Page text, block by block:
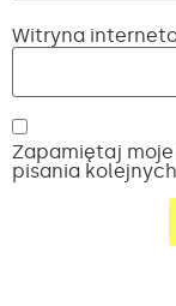
Witryna
Zapamiętaj
pisania